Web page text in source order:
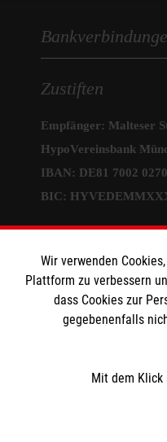
Zustiften
Empfänger: Malteser
HypoVereinsbank
IBAN: DE81 7002
BIC:
Die Malteser Stiftung
Wir verwenden
Plattform zu verbessern
dass Cookies zur
gegebenenfalls
Mit dem Klick